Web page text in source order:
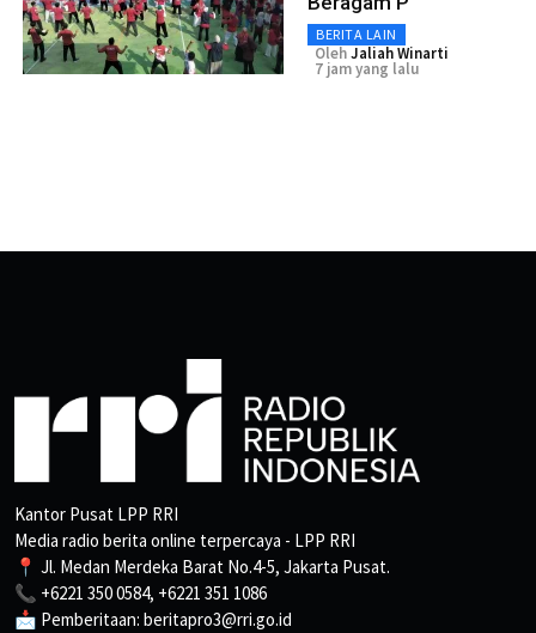
BERITA LAIN
OlehJaliah Winarti
7 jam yang lalu
Kantor Pusat LPP RRI
Media radio berita online terpercaya - LPP RRI
📍 Jl. Medan Merdeka Barat No.4-5, Jakarta Pusat.
📞 +6221 350 0584, +6221 351 1086
📩 Pemberitaan: beritapro3@rri.go.id